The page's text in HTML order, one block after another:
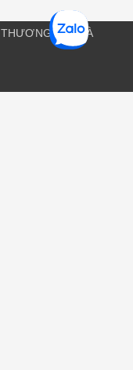
MẠI VÀ